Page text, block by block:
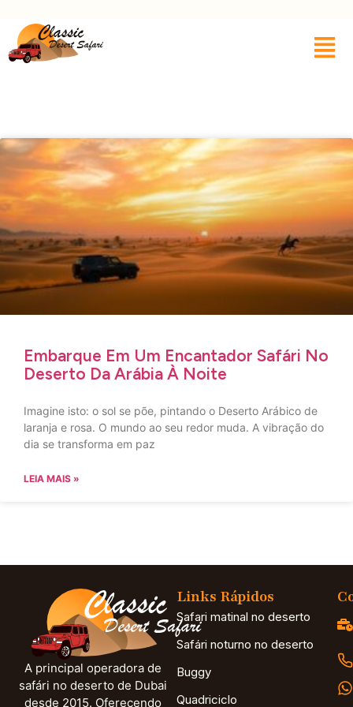
Embarque Em Um Encantador Safári No
Deserto Da Arábia À Noite
Imagine isto: o sol se põe, pintando o Deserto Arábico de
laranja e rosa. O mundo ao seu redor muda. A vibração do
dia se transforma em paz
LEIA MAIS »
A principal operadora de
safári no deserto de Dubai
desde 2015. Oferecendo
Links Rápidos
Safari matinal no deserto
Safári noturno no deserto
Buggy
Quadriciclo